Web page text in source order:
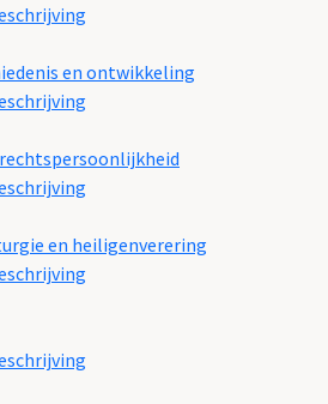
en ontwikkeling
en heiligenverering